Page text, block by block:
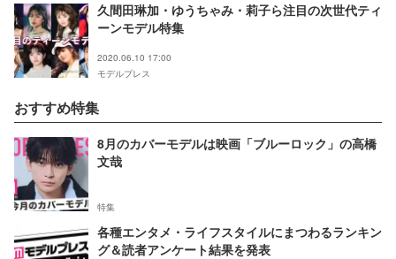
久間田琳加・ゆうちゃみ・莉子ら注目の次世代ティ
ーンモデル特集
2020.06.10 17:00
モデルプレス
おすすめ特集
8月のカバーモデルは映画「ブルーロック」の高橋
文哉
特集
各種エンタメ・ライフスタイルにまつわるランキン
グ＆読者アンケート結果を発表